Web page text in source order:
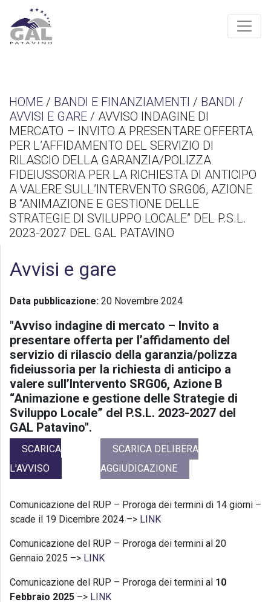
HOME / BANDI E FINANZIAMENTI / BANDI /
AVVISI E GARE / AVVISO INDAGINE DI
MERCATO – INVITO A PRESENTARE OFFERTA
PER L’AFFIDAMENTO DEL SERVIZIO DI
RILASCIO DELLA GARANZIA/POLIZZA
FIDEIUSSORIA PER LA RICHIESTA DI ANTICIPO
A VALERE SULL’INTERVENTO SRG06, AZIONE
B “ANIMAZIONE E GESTIONE DELLE
STRATEGIE DI SVILUPPO LOCALE” DEL P.S.L.
2023-2027 DEL GAL PATAVINO
Avvisi e gare
Data pubblicazione: 20 Novembre 2024
"Avviso indagine di mercato – Invito a
presentare offerta per l’affidamento del
servizio di rilascio della garanzia/polizza
fideiussoria per la richiesta di anticipo a
valere sull’Intervento SRG06, Azione B
“Animazione e gestione delle Strategie di
Sviluppo Locale” del P.S.L. 2023-2027 del
GAL Patavino".
SCARICA
L'AVVISO
SCARICA DELIBERA
AGGIUDICAZIONE
Comunicazione del RUP – Proroga dei termini di 14 giorni –
scade il 19 Dicembre 2024 –> LINK
Comunicazione del RUP – Proroga dei termini al 20
Gennaio 2025 –> LINK
Comunicazione del RUP – Proroga dei termini al 10
Febbraio 2025 –> LINK